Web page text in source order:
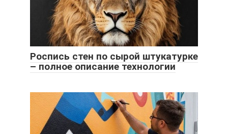
Роспись стен по сырой штукатурке
– полное описание технологии